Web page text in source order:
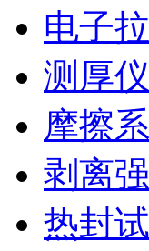
电子
测厚仪
摩擦
剥离
热封